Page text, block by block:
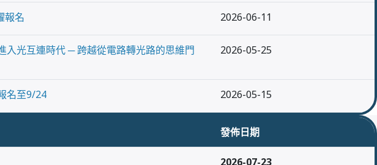
報名 2026-06-11
入光互連時代 ─ 跨越從電路轉光路的思維門
2026-05-25
名至9/24 2026-05-15
發佈日期
2026-07-23